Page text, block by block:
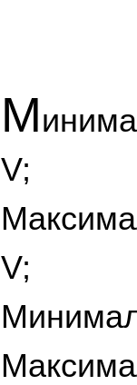
М
V;
V;